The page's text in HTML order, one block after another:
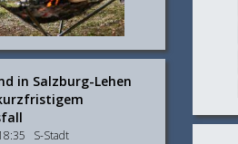
in Salzburg-Lehen
S-Stadt